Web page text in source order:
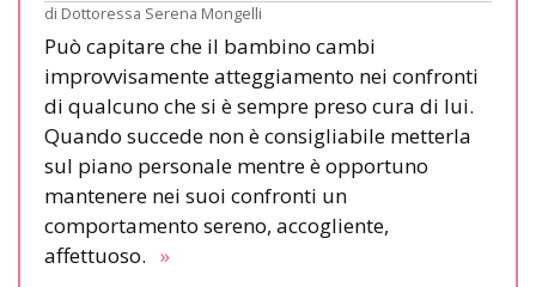
di Dottoressa Serena Mongelli
Può capitare che il bambino cambi
improvvisamente atteggiamento nei confronti
di qualcuno che si è sempre preso cura di lui.
Quando succede non è consigliabile metterla
sul piano personale mentre è opportuno
mantenere nei suoi confronti un
comportamento sereno, accogliente,
affettuoso. »